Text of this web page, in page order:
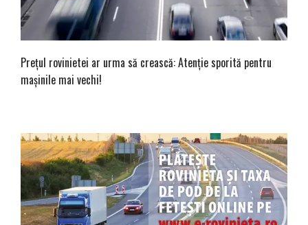
Prețul rovinietei ar urma să crească: Atenție sporită pentru
mașinile mai vechi!